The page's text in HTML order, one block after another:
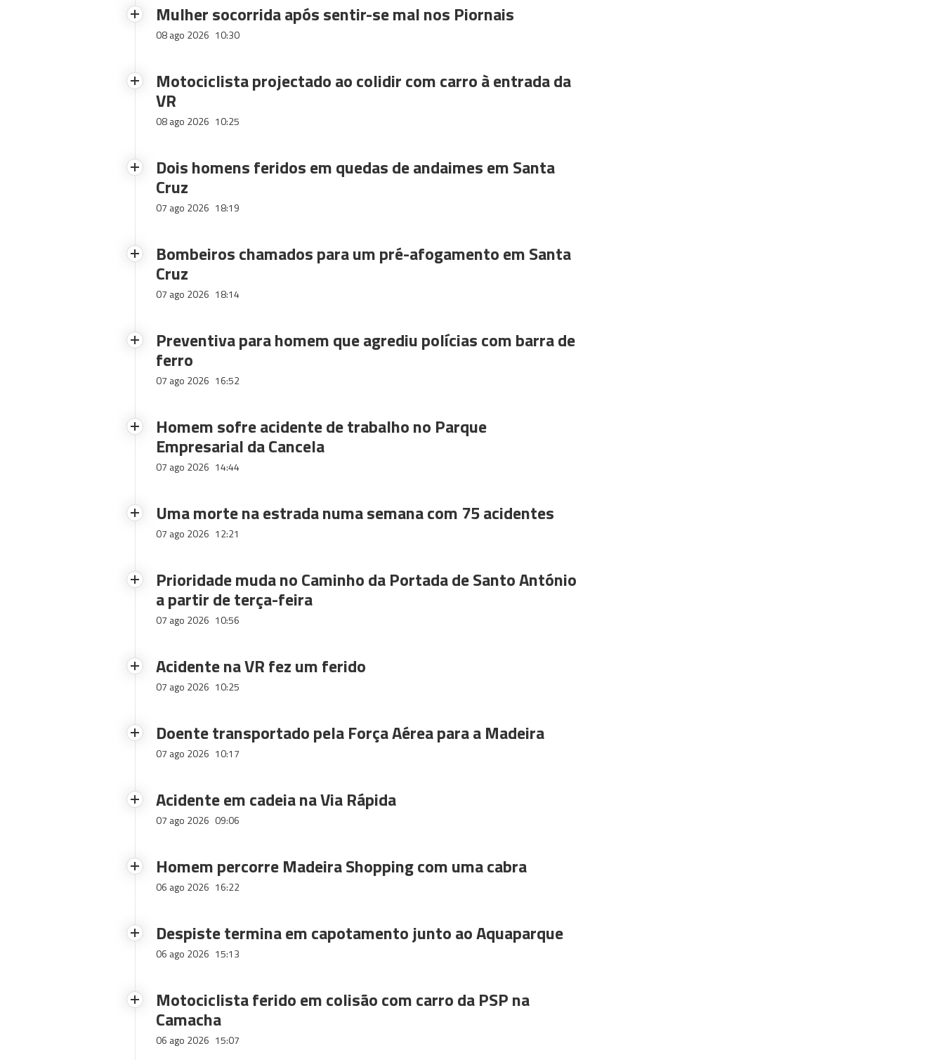
Mulher socorrida após sentir-se mal nos Piornais
08 ago 2026 10:30
Motociclista projectado ao colidir com carro à entrada da
VR
08 ago 2026 10:25
Dois homens feridos em quedas de andaimes em Santa
Cruz
07 ago 2026 18:19
Bombeiros chamados para um pré-afogamento em Santa
Cruz
07 ago 2026 18:14
Preventiva para homem que agrediu polícias com barra de
ferro
07 ago 2026 16:52
Homem sofre acidente de trabalho no Parque
Empresarial da Cancela
07 ago 2026 14:44
Uma morte na estrada numa semana com 75 acidentes
07 ago 2026 12:21
Prioridade muda no Caminho da Portada de Santo António
a partir de terça-feira
07 ago 2026 10:56
Acidente na VR fez um ferido
07 ago 2026 10:25
Doente transportado pela Força Aérea para a Madeira
07 ago 2026 10:17
Acidente em cadeia na Via Rápida
07 ago 2026 09:06
Homem percorre Madeira Shopping com uma cabra
06 ago 2026 16:22
Despiste termina em capotamento junto ao Aquaparque
06 ago 2026 15:13
Motociclista ferido em colisão com carro da PSP na
Camacha
06 ago 2026 15:07